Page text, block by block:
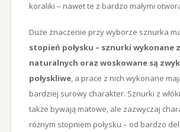
koraliki – nawet te z bardzo małymi
Duże znaczenie przy wyborze sznurka
stopień połysku – sznurki wykonane
naturalnych oraz woskowane są
połyskliwe, a prace z nich wykonane
bardziej surowy charakter. Sznurki z
także bywają matowe, ale zazwyczaj
różnym stopniem połysku – od bardzo